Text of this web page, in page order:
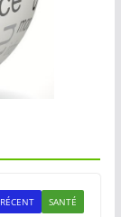
RÉCENT
SANTÉ